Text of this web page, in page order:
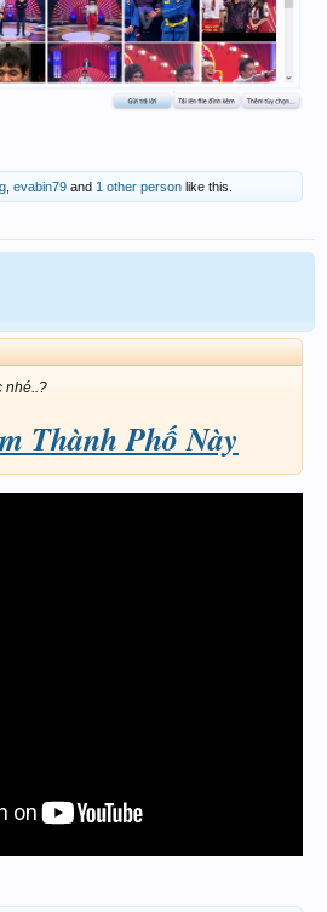
evabin79 and 1 other person like this.
nhé..?
Thành Phố Này